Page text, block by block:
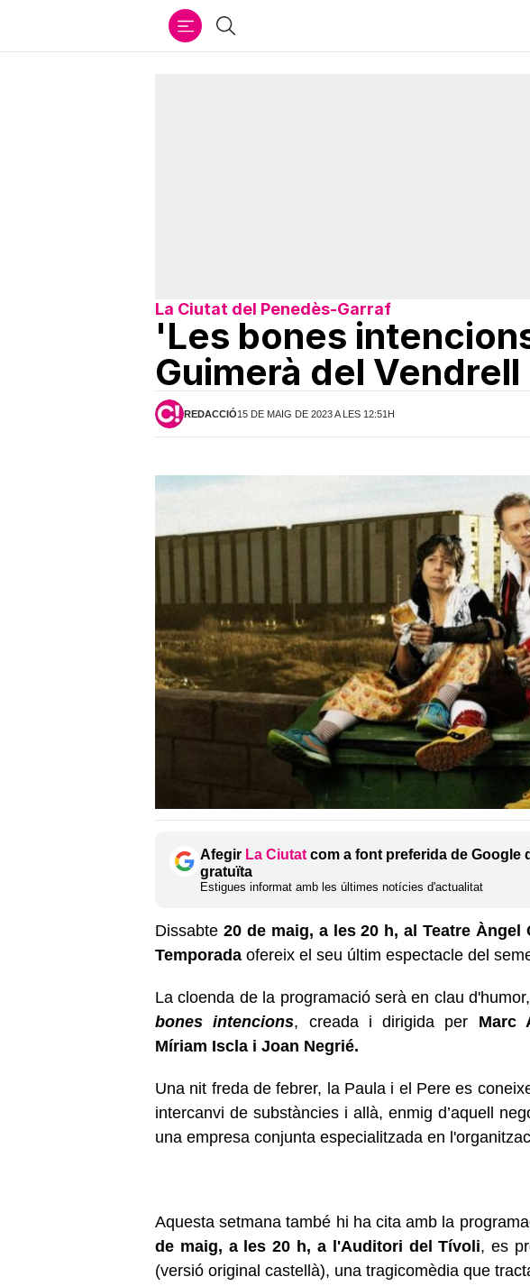
Cercar
La Ciutat del Penedès-Garraf
'Les bones
Guimerà del Vendrell
REDACCIÓ15 DE MAIG DE 2023 A LES 12:51H
Afegir La Ciutat com a font preferida de Google
gratuïta
Estigues informat amb les últimes notícies d'actualitat
Dissabte 20 de maig, a les 20 h, al Teatre Àngel
Temporada ofereix el seu últim espectacle del
La cloenda de la programació serà en clau
bones intencions, creada i dirigida per Marc
Míriam Iscla i Joan Negrié.
Una nit freda de febrer, la Paula i el Pere es
intercanvi de substàncies i allà, enmig d’aquell
una empresa conjunta especialitzada en
Aquesta setmana també hi ha cita amb la
de maig, a les 20 h, a l'Auditori del Tívoli, es
(versió original castellà), una tragicomèdia que